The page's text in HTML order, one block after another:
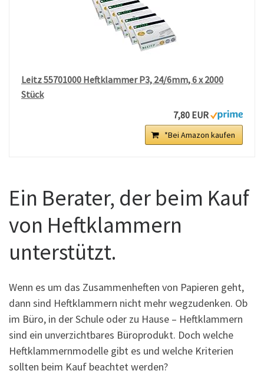
Leitz 55701000 Heftklammer P3, 24/6mm, 6 x 2000
Stück
7,80 EUR
*Bei Amazon kaufen
Ein Berater, der beim Kauf
von Heftklammern
unterstützt.
Wenn es um das Zusammenheften von Papieren geht,
dann sind Heftklammern nicht mehr wegzudenken. Ob
im Büro, in der Schule oder zu Hause – Heftklammern
sind ein unverzichtbares Büroprodukt. Doch welche
Heftklammernmodelle gibt es und welche Kriterien
sollten beim Kauf beachtet werden?